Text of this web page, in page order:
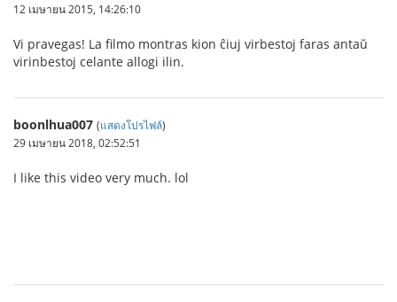
12 เมษายน 2015, 14:26:10
Vi pravegas! La filmo montras kion ĉiuj virbestoj faras antaŭ
virinbestoj celante allogi ilin.
boonlhua007 (แสดงโปรไฟล์)
29 เมษายน 2018, 02:52:51
I like this video very much. lol